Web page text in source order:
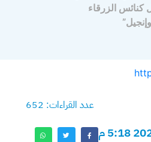
كنائس الزرقاء
عدد القراءات: 652